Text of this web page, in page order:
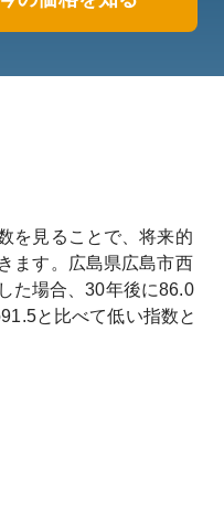
を見ることで、将来的
ます。
広島県広島市西
た場合、30年後に86.0
91.5と比べて低い指数と